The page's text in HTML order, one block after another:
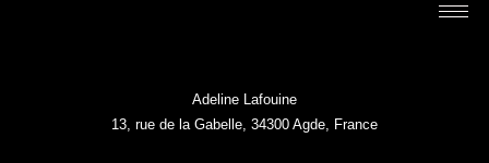
Adeline Lafouine
13, rue de la Gabelle, 34300 Agde, France